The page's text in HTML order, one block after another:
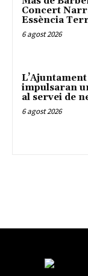
Concert
Essència
6 agost 2026
L’Ajuntament
impulsaran
al servei de
6 agost 2026